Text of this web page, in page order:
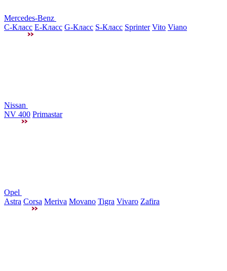
Mercedes-Benz
C-Класс E-Класс G-Класс S-Класс Sprinter Vito Viano
Nissan
NV 400 Primastar
Opel
Astra Corsa Meriva Movano Tigra Vivaro Zafira